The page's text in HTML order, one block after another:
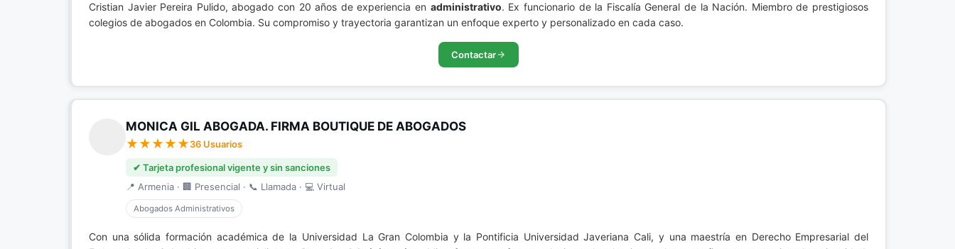
Cristian Javier Pereira Pulido, abogado con 20 años de experiencia en administrativo. Ex funcionario de la Fiscalía General de la Nación. Miembro de prestigiosos
colegios de abogados en Colombia. Su compromiso y trayectoria garantizan un enfoque experto y personalizado en cada caso.
Contactar
MONICA GIL ABOGADA. FIRMA BOUTIQUE DE ABOGADOS
36 Usuarios
✔ Tarjeta profesional vigente y sin sanciones
📍 Armenia · 🏢 Presencial · 📞 Llamada · 💻 Virtual
Abogados Administrativos
Con una sólida formación académica de la Universidad La Gran Colombia y la Pontificia Universidad Javeriana Cali, y una maestría en Derecho Empresarial del